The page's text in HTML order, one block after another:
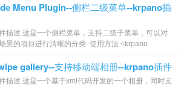
Menu Plugin--侧栏二级菜单--krpano插
描述 这是一个侧栏菜单，支持二级子菜单，可以对
景的项目进行清晰的分类. 使用方法 <krpano
gallery--支持移动端相册--krpano插件
描述 这是一个基于xml代码开发的一个相册，同时支